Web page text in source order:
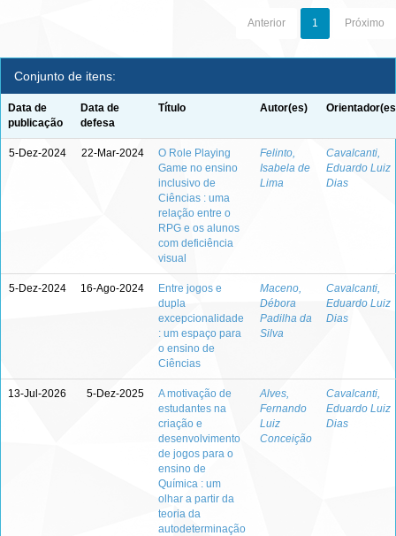
Anterior 1 Próximo
Conjunto de itens:
Data de
publicação
Data de
defesa
Título Autor(es)
5-Dez-2024 22-Mar-2024
O Role Playing
Game no ensino
inclusivo de
Ciências : uma
relação entre o
RPG e os alunos
com deficiência
visual
Felinto,
Isabela de
Lima
Cavalcanti,
Eduardo Luiz
Dias
5-Dez-2024 16-Ago-2024
Entre jogos e
dupla
excepcionalidade
: um espaço para
o ensino de
Ciências
Maceno,
Débora
Padilha da
Silva
Cavalcanti,
Eduardo Luiz
Dias
13-Jul-2026 5-Dez-2025
A motivação de
estudantes na
criação e
desenvolvimento
de jogos para o
ensino de
Química : um
olhar a partir da
teoria da
autodeterminação
Alves,
Fernando
Luiz
Conceição
Cavalcanti,
Eduardo Luiz
Dias